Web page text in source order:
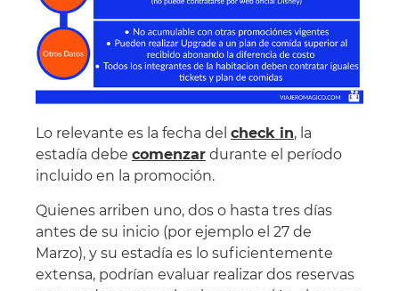
Lo relevante es la fecha del check in, la
estadía debe comenzar durante el período
incluido en la promoción.
Quienes arriben uno, dos o hasta tres días
antes de su inicio (por ejemplo el 27 de
Marzo), y su estadía es lo suficientemente
extensa, podrían evaluar realizar dos reservas